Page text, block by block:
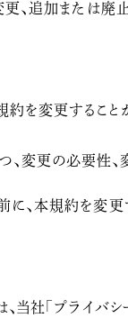
、追加または廃
を変更することが
変更の必要性
に、本規約を
社「プライバシ